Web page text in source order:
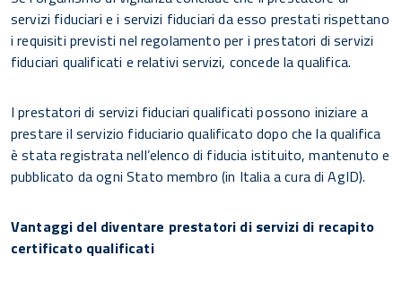
servizi fiduciari e i servizi fiduciari da esso prestati rispettano
i requisiti previsti nel regolamento per i prestatori di servizi
fiduciari qualificati e relativi servizi, concede la qualifica.
I prestatori di servizi fiduciari qualificati possono iniziare a
prestare il servizio fiduciario qualificato dopo che la qualifica
è stata registrata nell’elenco di fiducia istituito, mantenuto e
pubblicato da ogni Stato membro (in Italia a cura di AgID).
Vantaggi del diventare prestatori di servizi di recapito
certificato qualificati